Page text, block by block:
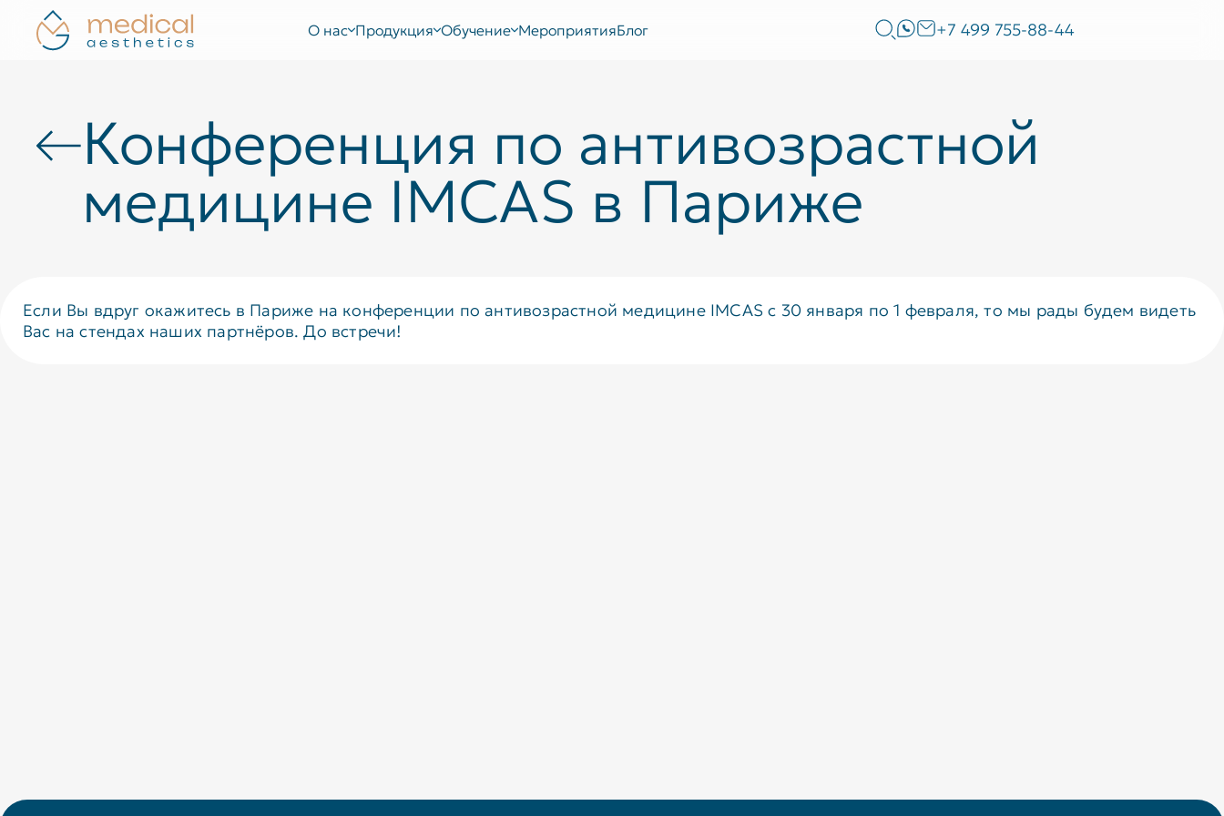
О нас Продукция Обучение МероприятияБлог +7 499 755-88-44
Конференция по антивозрастной
медицине IMCAS в Париже
Если Вы вдруг окажитесь в Париже на конференции по антивозрастной медицине IMCAS с 30 января по 1 февраля, то мы рады будем видеть
Вас на стендах наших партнёров. До встречи!